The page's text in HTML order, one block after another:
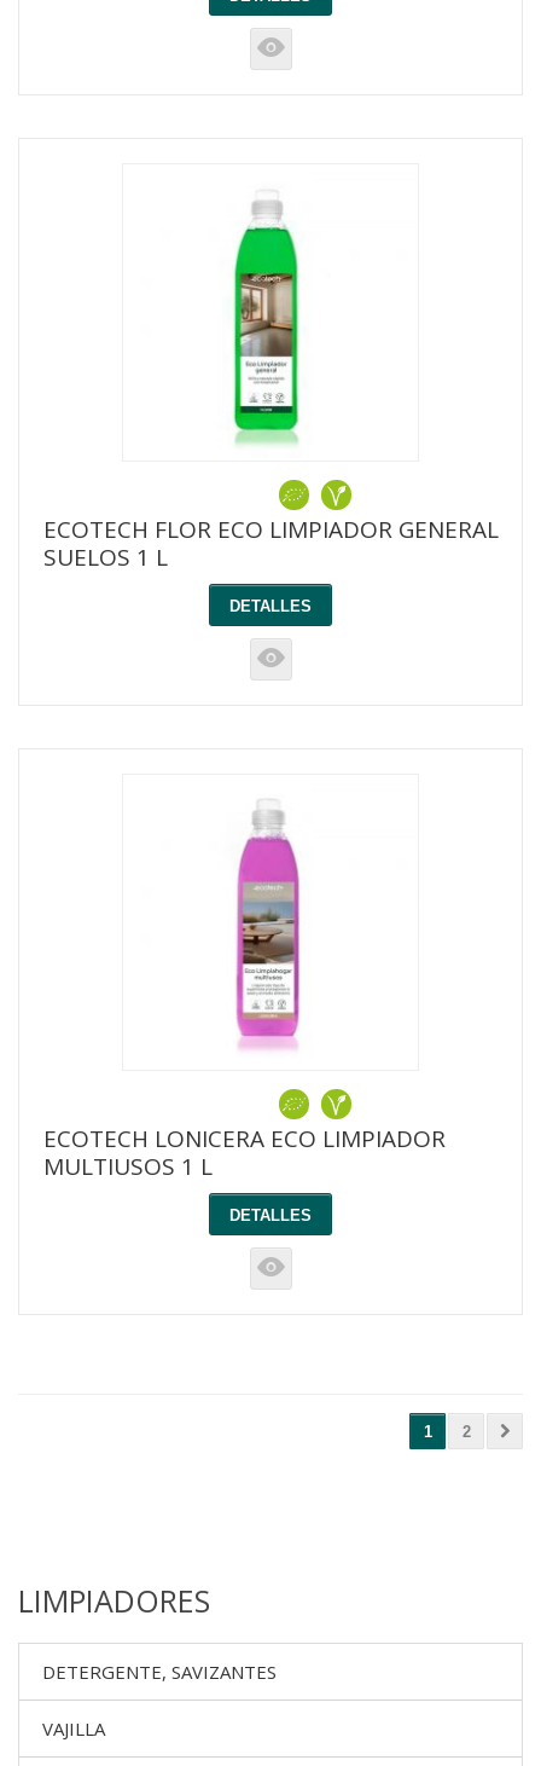
K
ECOTECH FLOR ECO LIMPIADOR GENERAL
SUELOS 1 L
DETALLES
K
ECOTECH LONICERA ECO LIMPIADOR
MULTIUSOS 1 L
DETALLES
K
1 2
LIMPIADORES
DETERGENTE, SAVIZANTES
VAJILLA